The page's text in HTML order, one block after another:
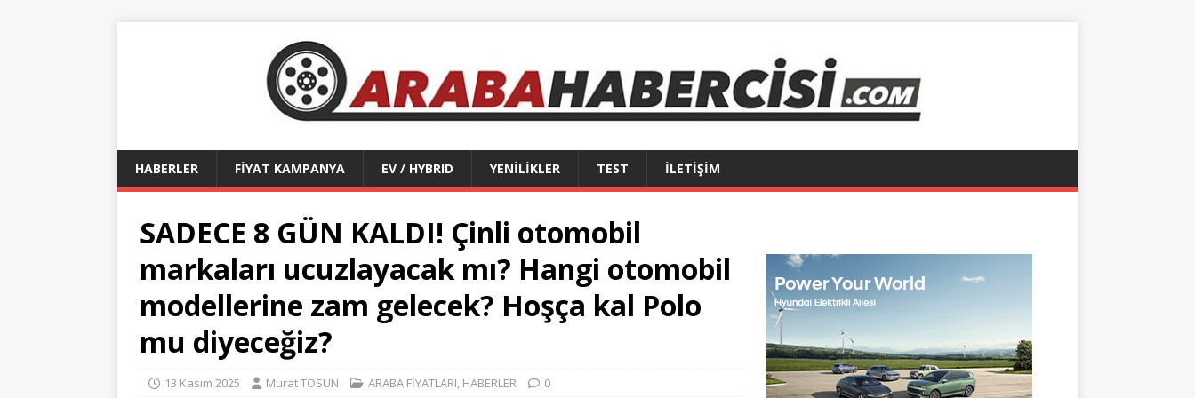
HABERLER FİYAT KAMPANYA EV / HYBRID YENİLİKLER TEST İLETİŞİM
SADECE 8 GÜN KALDI! Çinli otomobil
markaları ucuzlayacak mı? Hangi otomobil
modellerine zam gelecek? Hoşça kal Polo
mu diyeceğiz?
13 Kasım 2025 Murat TOSUN ARABA FİYATLARI, HABERLER 0